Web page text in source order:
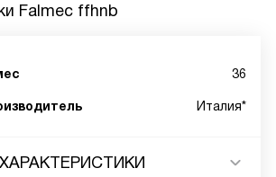
Falmec ffhnb
36
Италия*